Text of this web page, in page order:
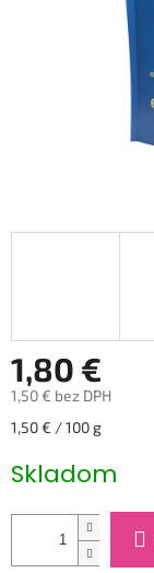
1,80 €
1,50 € bez DPH
Jednotková
1,50 € / 100 g
Skladom